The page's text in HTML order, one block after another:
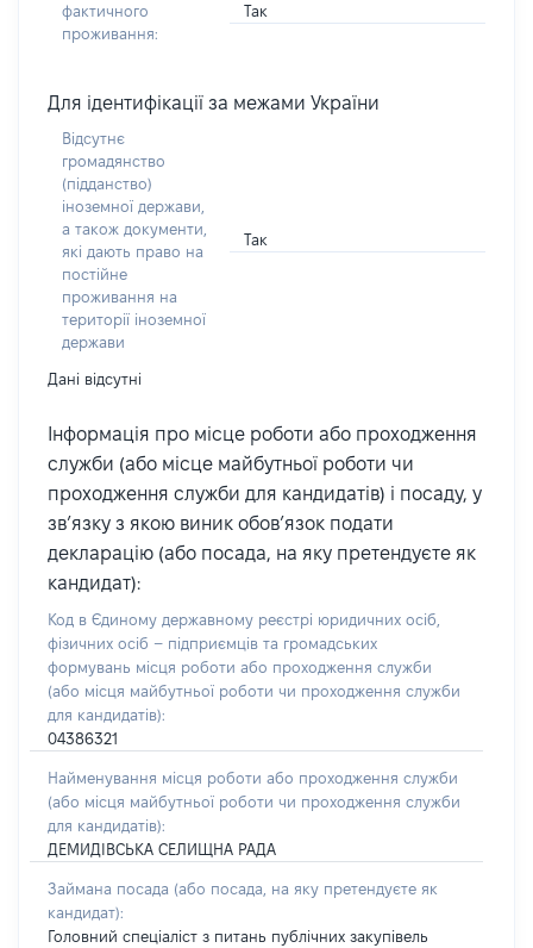
фактичного
проживання:
Так
Для ідентифікації за межами України
Відсутнє
громадянство
(підданство)
іноземної держави,
а також документи,
які дають право на
постійне
проживання на
території іноземної
держави
Так
Дані відсутні
Інформація про місце роботи або проходження
служби (або місце майбутньої роботи чи
проходження служби для кандидатів) і посаду, у
зв’язку з якою виник обов’язок подати
декларацію (або посада, на яку претендуєте як
кандидат):
Код в Єдиному державному реєстрі юридичних осіб,
фізичних осіб – підприємців та громадських
формувань місця роботи або проходження служби
(або місця майбутньої роботи чи проходження служби
для кандидатів):
04386321
Найменування місця роботи або проходження служби
(або місця майбутньої роботи чи проходження служби
для кандидатів):
ДЕМИДІВСЬКА СЕЛИЩНА РАДА
Займана посада (або посада, на яку претендуєте як
кандидат):
Головний спеціаліст з питань публічних закупівель